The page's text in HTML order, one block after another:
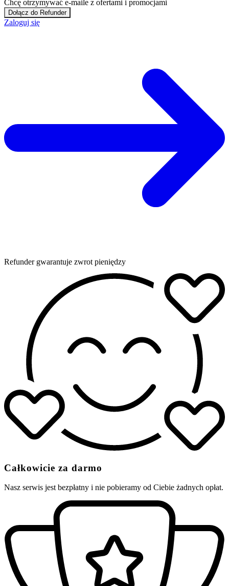
Chcę otrzymywać e-maile z ofertami i promocjami
Dołącz do Refunder
Zaloguj się
Refunder gwarantuje zwrot pieniędzy
Całkowicie za darmo
Nasz serwis jest bezpłatny i nie pobieramy od Ciebie żadnych opłat.